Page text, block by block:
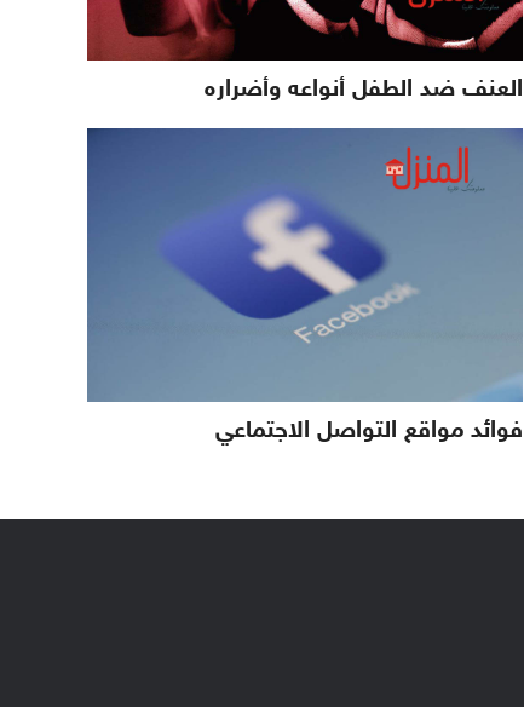
العنف ضد الطفل أنواعه وأضراره
فوائد مواقع التواصل الاجتماعي